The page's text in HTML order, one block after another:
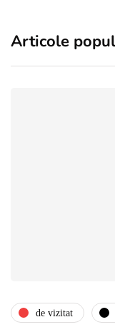
Articole
de vizitat